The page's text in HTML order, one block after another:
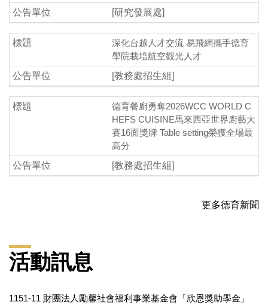
[研究發展處]
深化台越人才交流 易飛網攜手德育
學院栽培航空觀光人才
[教務處招生組]
德育餐廚勇奪2026WCC WORLD C
HEFS CUISINE馬來西亞世界廚藝大
賽16面獎牌 Table setting榮獲全場最
高分
[教務處招生組]
更多德育新聞
活動訊息
1151-11 財團法人勵馨社會福利事業基金會「欣恩獎助學金」